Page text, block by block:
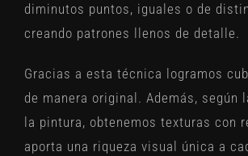
diminutos puntos, iguales o de
creando patrones llenos de detalle.
Gracias a esta técnica logramos
de manera original. Además, según
la pintura, obtenemos texturas con
aporta una riqueza visual única a